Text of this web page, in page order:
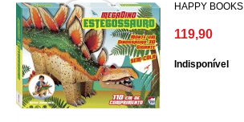
HAPPY BOOKS
119,90
Indisponível